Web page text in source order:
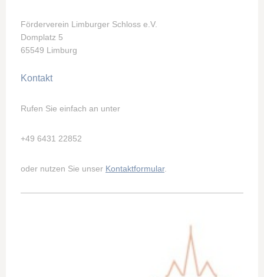
Förderverein Limburger Schloss e.V.
Domplatz 5
65549 Limburg
Kontakt
Rufen Sie einfach an unter
+49 6431 22852
oder nutzen Sie unser Kontaktformular.